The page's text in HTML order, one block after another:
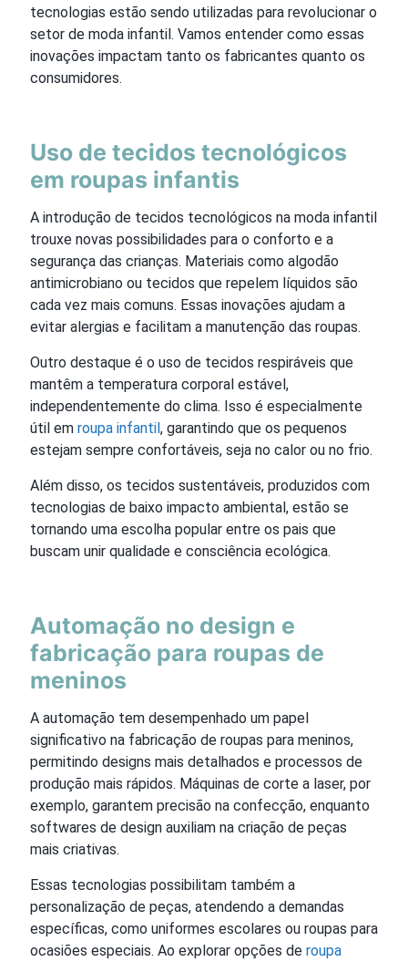
tecnologias estão sendo utilizadas para revolucionar o
setor de moda infantil. Vamos entender como essas
inovações impactam tanto os fabricantes quanto os
consumidores.
Uso de tecidos tecnológicos
em roupas infantis
A introdução de tecidos tecnológicos na moda infantil
trouxe novas possibilidades para o conforto e a
segurança das crianças. Materiais como algodão
antimicrobiano ou tecidos que repelem líquidos são
cada vez mais comuns. Essas inovações ajudam a
evitar alergias e facilitam a manutenção das roupas.
Outro destaque é o uso de tecidos respiráveis que
mantêm a temperatura corporal estável,
independentemente do clima. Isso é especialmente
útil em roupa infantil, garantindo que os pequenos
estejam sempre confortáveis, seja no calor ou no frio.
Além disso, os tecidos sustentáveis, produzidos com
tecnologias de baixo impacto ambiental, estão se
tornando uma escolha popular entre os pais que
buscam unir qualidade e consciência ecológica.
Automação no design e
fabricação para roupas de
meninos
A automação tem desempenhado um papel
significativo na fabricação de roupas para meninos,
permitindo designs mais detalhados e processos de
produção mais rápidos. Máquinas de corte a laser, por
exemplo, garantem precisão na confecção, enquanto
softwares de design auxiliam na criação de peças
mais criativas.
Essas tecnologias possibilitam também a
personalização de peças, atendendo a demandas
específicas, como uniformes escolares ou roupas para
ocasiões especiais. Ao explorar opções de roupa